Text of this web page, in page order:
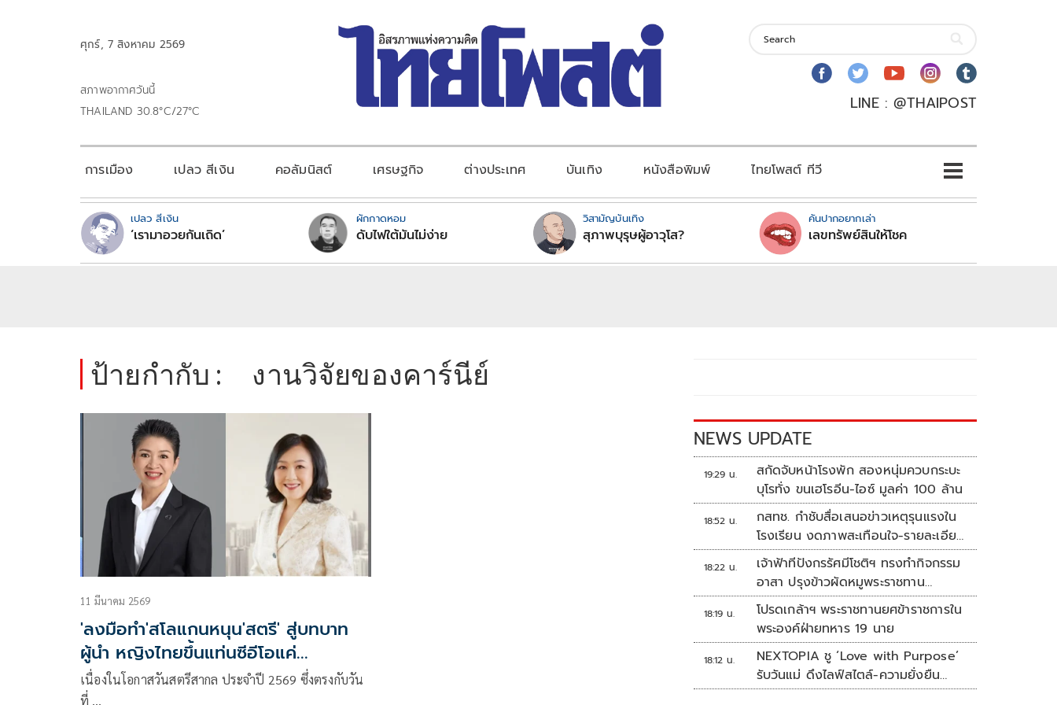
ศุกร์, 7 สิงหาคม 2569
สภาพอากาศวันนี้
THAILAND 30.8°C/27°C
LINE : @THAIPOST
การเมือง เปลว สีเงิน คอลัมนิสต์ เศรษฐกิจ ต่างประเทศ บันเทิง หนังสือพิมพ์ ไทยโพสต์ ทีวี
เปลว สีเงิน
‘เรามาอวยกันเถิด’
ผักกาดหอม
ดับไฟใต้มันไม่ง่าย
วิสามัญบันเทิง
สุภาพบุรุษผู้อาวุโส?
คันปากอยากเล่า
เลขทรัพย์สินให้โชค
ป้ายกำกับ : งานวิจัยของคาร์นีย์
11 มีนาคม 2569
'ลงมือทำ'สโลแกนหนุน'สตรี' สู่บทบาท
ผู้นำ หญิงไทยขึ้นแท่นซีอีโอแค่
19%ยุโรป 30-40%
เนื่องในโอกาสวันสตรีสากล ประจำปี 2569 ซึ่งตรงกับวัน
ที่ …
NEWS UPDATE
19:29 น.
สกัดจับหน้าโรงพัก สองหนุ่มควบกระบะ
บุโรทั่ง ขนเฮโรอีน-ไอซ์ มูลค่า 100 ล้าน
18:52 น.
กสทช. กำชับสื่อเสนอข่าวเหตุรุนแรงใน
โรงเรียน งดภาพสะเทือนใจ-รายละเอียด
เสี่ยงเลียนแบบ
18:22 น.
เจ้าฟ้าทีปังกรรัศมีโชติฯ ทรงทำกิจกรรม
อาสา ปรุงข้าวผัดหมูพระราชทาน
ประชาชน
18:19 น.
โปรดเกล้าฯ พระราชทานยศข้าราชการใน
พระองค์ฝ่ายทหาร 19 นาย
18:12 น.
NEXTOPIA ชู ‘Love with Purpose’
รับวันแม่ ดึงไลฟ์สไตล์-ความยั่งยืน
สร้างประสบการณ์ช้อปปิงมีความหมาย